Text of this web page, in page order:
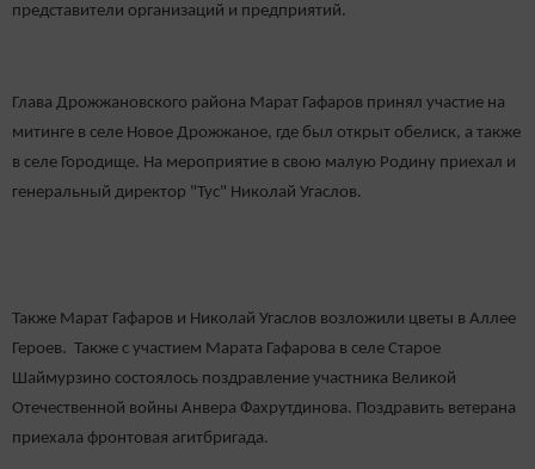
представители организаций и предприятий.
Глава Дрожжановского района Марат Гафаров принял участие на
митинге в селе Новое Дрожжаное, где был открыт обелиск, а также
в селе Городище. На мероприятие в свою малую Родину приехал и
генеральный директор "Тус" Николай Угаслов.
Также Марат Гафаров и Николай Угаслов возложили цветы в Аллее
Героев. Также с участием Марата Гафарова в селе Старое
Шаймурзино состоялось поздравление участника Великой
Отечественной войны Анвера Фахрутдинова. Поздравить ветерана
приехала фронтовая агитбригада.